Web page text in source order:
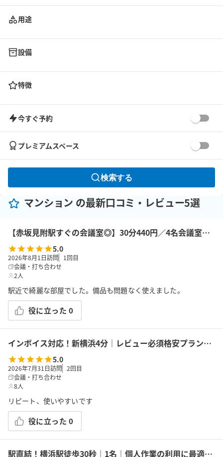
用途
設備
特徴
今すぐ予約
プレミアムスペース
検索する
マンション の最新口コミ・レビュー5選
【赤坂見附駅すぐの会議室◎】30分440円／4名会議室＜RoomB＞ モニター有 ※予約時間前は入室不可
5.0
2026年8月1日訪問 1 回目
会議・打ち合わせ
2人
駅近で綺麗な部屋でした。備品も問題なく使えました。
役に立った 0
インボイス対応！新横浜4分｜レビュー必須格安プラン｜14席｜土足OK｜Wi-Fi｜43型モニター｜ボドゲ｜面接・勉強｜トイレは女性に嬉しいお部屋外男女別
5.0
2026年7月31日訪問 2回目
会議・打ち合わせ
8人
リピート、使いやすいです
役に立った 0
駅直結！横浜駅徒歩30秒｜1名｜個人作業の利用に最適！エキニア横浜｜5階ハマポート「コワーキングスペース」B